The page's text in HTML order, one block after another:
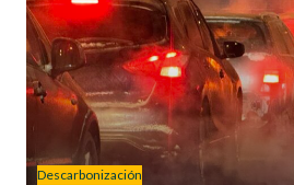
Descarbonización